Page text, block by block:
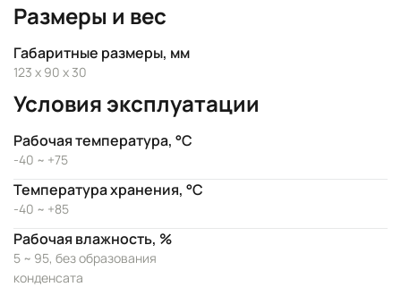
Размеры и вес
Габаритные размеры, мм
123 x 90 x 30
Условия эксплуатации
Рабочая температура, °C
-40 ~ +75
Температура хранения, °C
-40 ~ +85
Рабочая влажность, %
5 ~ 95, без образования
конденсата